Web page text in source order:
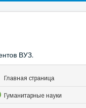
ВУЗ.
Главная страница
Гуманитарные науки